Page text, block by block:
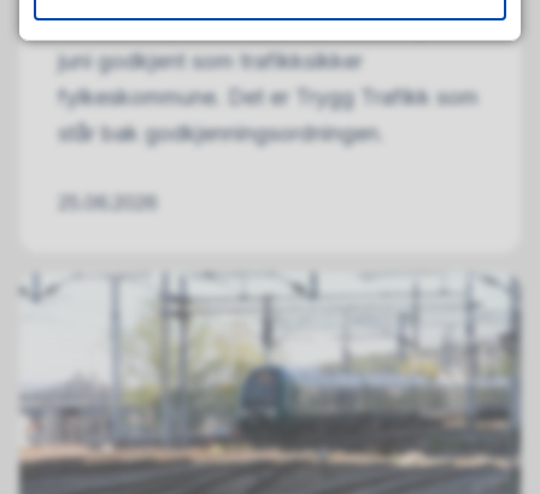
25.06.2026
Buskerud fylkeskommune ble tirsdag 23.
juni godkjent som trafikksikker
fylkeskommune. Det er Trygg Trafikk som
står bak godkjenningsordningen.